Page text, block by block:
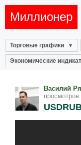
Миллионер
Торговые графики
Экономические
Василий
просмотров